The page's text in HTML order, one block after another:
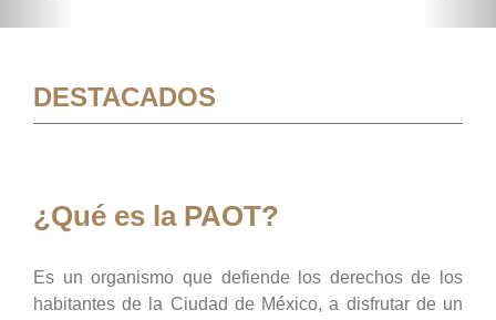
DESTACADOS
¿Qué es la PAOT?
Es un organismo que defiende los derechos de los
habitantes de la Ciudad de México, a disfrutar de un